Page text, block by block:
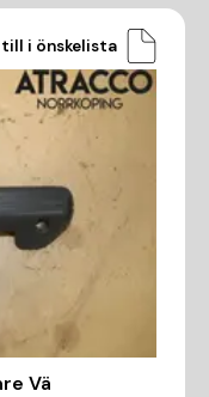
till i önskelista
Vä